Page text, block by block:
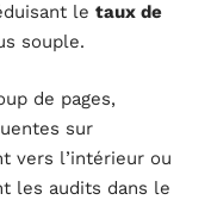
le taux de
souple.
de pages,
sur
vers l’intérieur ou
les audits dans le